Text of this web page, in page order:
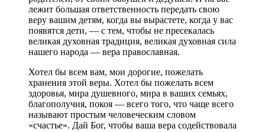
лежит большая ответственность передать свою
веру вашим детям, когда вы вырастете, когда у вас
появятся дети, — с тем, чтобы не пресекалась
великая духовная традиция, великая духовная сила
нашего народа — вера православная.
Хотел бы всем вам, мои дорогие, пожелать
хранения этой веры. Хотел бы пожелать всем
здоровья, мира душевного, мира в ваших семьях,
благополучия, покоя — всего того, что чаще всего
называют простым человеческим словом
«счастье». Дай Бог, чтобы ваша вера содействовала